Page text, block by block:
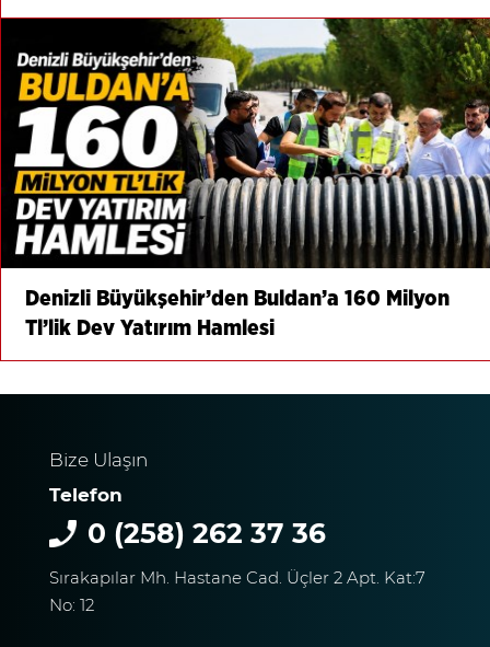
Denizli Büyükşehir’den Buldan’a 160 Milyon
Tl’lik Dev Yatırım Hamlesi
Bize Ulaşın
Telefon
0 (258) 262 37 36
Sırakapılar Mh. Hastane Cad. Üçler 2 Apt. Kat:7
No: 12